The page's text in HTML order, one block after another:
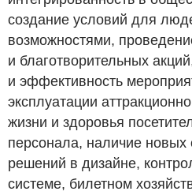
создание условий для
возможностями,
и благотворительных
и эффективность
эксплуатации
жизни и здоровья
персонала, наличие новых
решений в дизайне,
системе, билетном